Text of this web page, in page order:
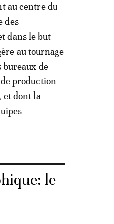
au centre du
des
dans le but
au tournage
bureaux de
production
et dont la
le